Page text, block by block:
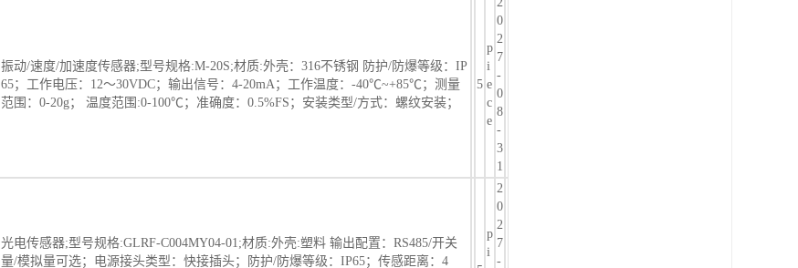
振动/速度/加速度传感器;型号规格:M-20S;材质:外壳：316不锈钢 防护/防爆等级：IP
65；工作电压：12～30VDC；输出信号：4-20mA；工作温度：-40℃~+85℃；测量
范围：0-20g； 温度范围:0-100℃；准确度：0.5%FS；安装类型/方式：螺纹安装；
5
p
i
e
c
e
0
2
7
-
0
8
-
3
1
光电传感器;型号规格:GLRF-C004MY04-01;材质:外壳:塑料 输出配置：RS485/开关
量/模拟量可选；电源接头类型：快接插头；防护/防爆等级：IP65；传感距离：4
p
i
2
0
2
7
-